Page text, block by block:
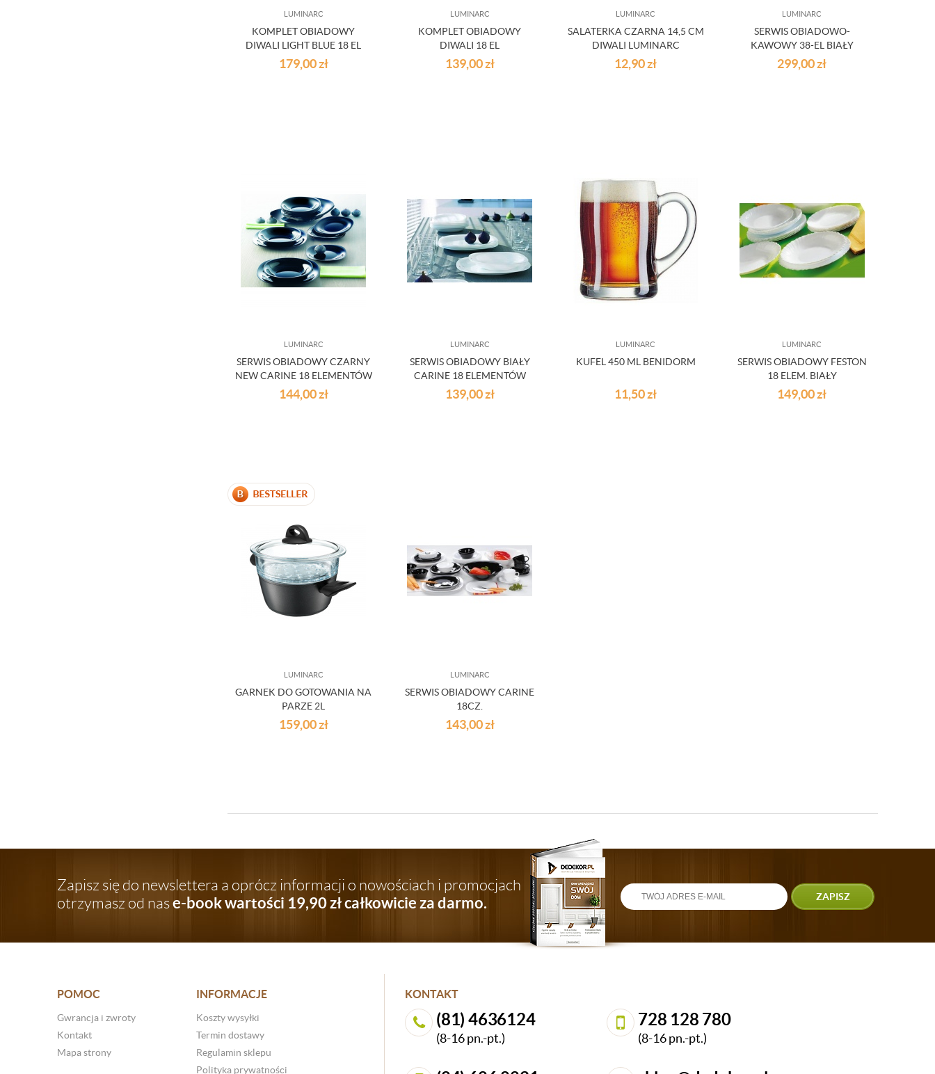
LUMINARC
KOMPLET OBIADOWY
DIWALI LIGHT BLUE 18 EL
179,00zł
LUMINARC
KOMPLET OBIADOWY
DIWALI 18 EL
139,00zł
LUMINARC
SALATERKA CZARNA 14,5 CM
DIWALI LUMINARC
12,90zł
LUMINARC
SERWIS OBIADOWO-
KAWOWY 38-EL BIAŁY
DIWALI LUMINARC
299,00zł
LUMINARC
SERWIS OBIADOWY CZARNY
NEW CARINE 18 ELEMENTÓW
144,00zł
LUMINARC
SERWIS OBIADOWY BIAŁY
CARINE 18 ELEMENTÓW
139,00zł
LUMINARC
KUFEL 450 ML BENIDORM
11,50zł
LUMINARC
SERWIS OBIADOWY FESTON
18 ELEM. BIAŁY
149,00zł
LUMINARC
GARNEK DO GOTOWANIA NA
PARZE 2L
159,00zł
LUMINARC
SERWIS OBIADOWY CARINE
18CZ.
143,00zł
Zapisz się do newslettera a oprócz informacji o nowościach i promocjach
otrzymasz od nase-book wartości 19,90 zł całkowicie za darmo. ZAPISZ
POMOC
Gwrancja i zwroty
Kontakt
Mapa strony
INFORMACJE
Koszty wysyłki
Termin dostawy
Regulamin sklepu
Polityka prywatności
KONTAKT
(81) 4636124
(8-16 pn.-pt.)
728 128 780
(8-16 pn.-pt.)